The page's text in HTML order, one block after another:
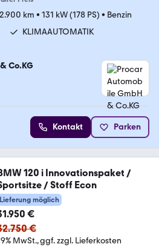
km • 131 kW (178 PS) • Benzin
KLIMAAUTOMATIK
Co.KG
Kontakt Parken
120 i Innovationspaket /
/ Stoff Econ
Lieferung möglich
€
€
MwSt. ggf. zzgl. Lieferkosten